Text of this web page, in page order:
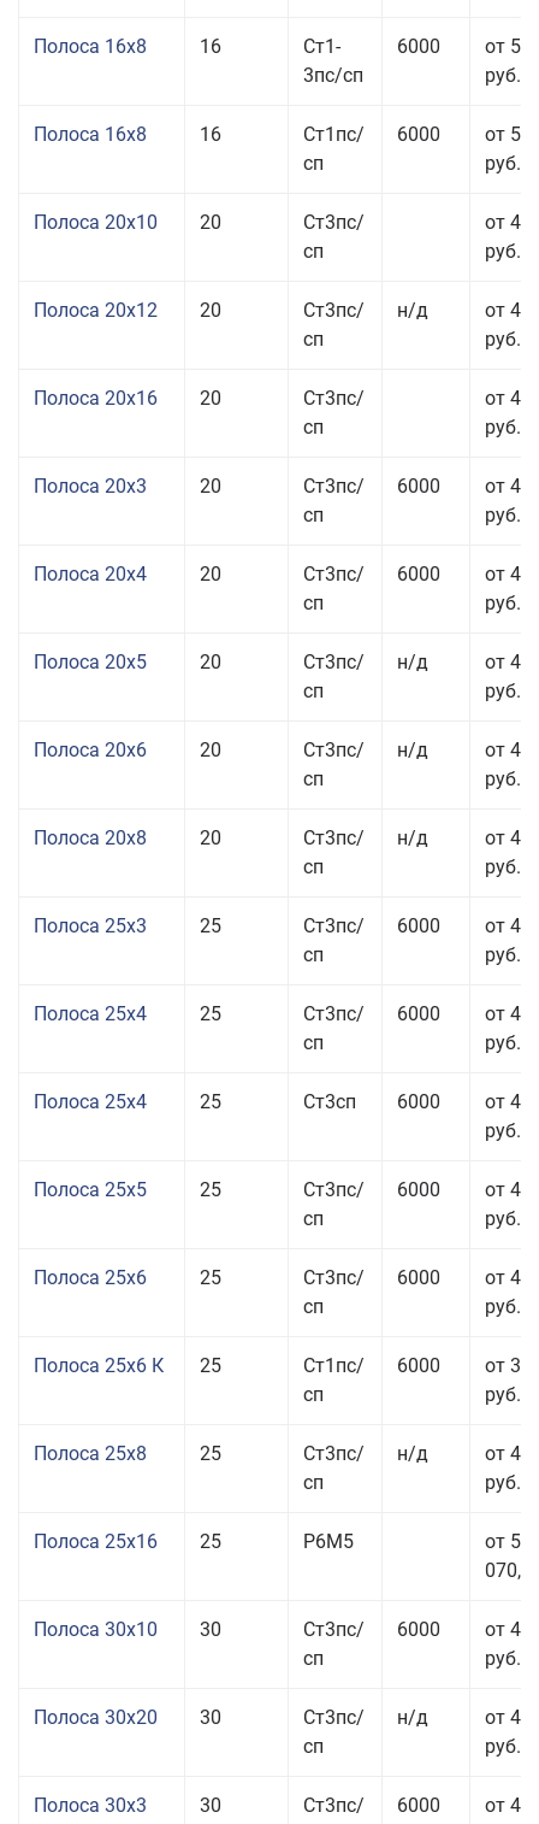
Полоса 16x8 16
Ст1-
3пс/сп
6000
от 55
руб.
Полоса 16x8 16
Ст1пс/
сп
6000
от 55
руб.
Полоса 20x10 20
Ст3пс/
сп
от 44
руб.
Полоса 20x12 20
Ст3пс/
сп
н/д
от 44
руб.
Полоса 20x16 20
Ст3пс/
сп
от 45
руб.
Полоса 20x3 20
Ст3пс/
сп
6000
от 45
руб.
Полоса 20x4 20
Ст3пс/
сп
6000
от 44
руб.
Полоса 20x5 20
Ст3пс/
сп
н/д
от 42
руб.
Полоса 20x6 20
Ст3пс/
сп
н/д
от 46
руб.
Полоса 20x8 20
Ст3пс/
сп
н/д
от 45
руб.
Полоса 25x3 25
Ст3пс/
сп
6000
от 46
руб.
Полоса 25x4 25
Ст3пс/
сп
6000
от 43
руб.
Полоса 25x4 25 Ст3сп 6000
от 43
руб.
Полоса 25x5 25
Ст3пс/
сп
6000
от 42
руб.
Полоса 25x6 25
Ст3пс/
сп
6000
от 42
руб.
Полоса 25x6 К 25
Ст1пс/
сп
6000
от 35
руб.
Полоса 25x8 25
Ст3пс/
сп
н/д
от 43
руб.
Полоса 25x16 25 Р6М5
от
Полоса 30x10 30
Ст3пс/
сп
6000
от 45
руб.
Полоса 30x20 30
Ст3пс/
сп
н/д
от 46
руб.
Полоса 30x3 30
Ст3пс/
6000
от 46